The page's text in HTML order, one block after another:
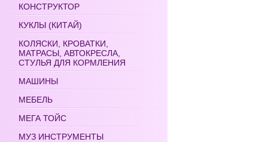
КОНСТРУКТОР
КУКЛЫ (КИТАЙ)
КОЛЯСКИ, КРОВАТКИ,
МАТРАСЫ, АВТОКРЕСЛА,
СТУЛЬЯ ДЛЯ КОРМЛЕНИЯ
МАШИНЫ
МЕБЕЛЬ
МЕГА ТОЙС
МУЗ ИНСТРУМЕНТЫ